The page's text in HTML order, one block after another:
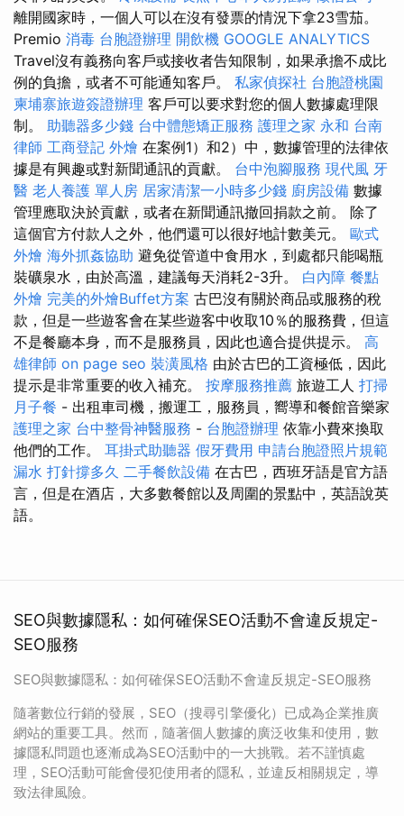
離開國家時，一個人可以在沒有發票的情況下拿23雪茄。
Premio 消毒 台胞證辦理 開飲機 GOOGLE ANALYTICS
Travel沒有義務向客戶或接收者告知限制，如果承擔不成比
例的負擔，或者不可能通知客戶。 私家偵探社 台胞證桃園
柬埔寨旅遊簽證辦理 客戶可以要求對您的個人數據處理限
制。 助聽器多少錢 台中體態矯正服務 護理之家 永和 台南
律師 工商登記 外燴 在案例1）和2）中，數據管理的法律依
據是有興趣或對新聞通訊的貢獻。 台中泡腳服務 現代風 牙
醫 老人養護 單人房 居家清潔一小時多少錢 廚房設備 數據
管理應取決於貢獻，或者在新聞通訊撤回捐款之前。 除了
這個官方付款人之外，他們還可以很好地計數美元。 歐式
外燴 海外抓姦協助 避免從管道中食用水，到處都只能喝瓶
裝礦泉水，由於高溫，建議每天消耗2-3升。 白內障 餐點
外燴 完美的外燴Buffet方案 古巴沒有關於商品或服務的稅
款，但是一些遊客會在某些遊客中收取10％的服務費，但這
不是餐廳本身，而不是服務員，因此也適合提供提示。 高
雄律師 on page seo 裝潢風格 由於古巴的工資極低，因此
提示是非常重要的收入補充。 按摩服務推薦 旅遊工人 打掃
月子餐 - 出租車司機，搬運工，服務員，嚮導和餐館音樂家
護理之家 台中整骨神醫服務 - 台胞證辦理 依靠小費來換取
他們的工作。 耳掛式助聽器 假牙費用 申請台胞證照片規範
漏水 打針撐多久 二手餐飲設備 在古巴，西班牙語是官方語
言，但是在酒店，大多數餐館以及周圍的景點中，英語說英
語。
SEO與數據隱私：如何確保SEO活動不會違反規定-
SEO服務
SEO與數據隱私：如何確保SEO活動不會違反規定-SEO服務
隨著數位行銷的發展，SEO（搜尋引擎優化）已成為企業推廣
網站的重要工具。然而，隨著個人數據的廣泛收集和使用，數
據隱私問題也逐漸成為SEO活動中的一大挑戰。若不謹慎處
理，SEO活動可能會侵犯使用者的隱私，並違反相關規定，導
致法律風險。